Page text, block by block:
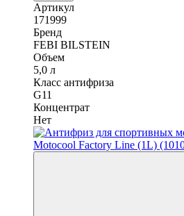
Артикул
171999
Бренд
FEBI BILSTEIN
Объем
5,0 л
Класс антифриза
G11
Концентрат
Нет